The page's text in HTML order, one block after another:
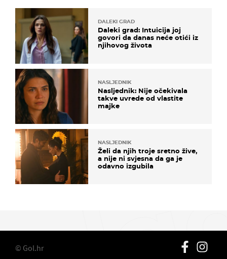
DALEKI GRAD
Daleki grad: Intuicija joj
govori da danas neće otići iz
njihovog života
NASLJEDNIK
Nasljednik: Nije očekivala
takve uvrede od vlastite
majke
NASLJEDNIK
Želi da njih troje sretno žive,
a nije ni svjesna da ga je
odavno izgubila
© Gol.hr